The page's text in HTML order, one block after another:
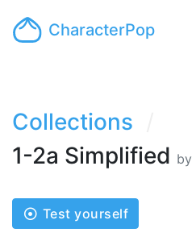
CharacterPop
Collections
1-2a Simplified by
Test yourself